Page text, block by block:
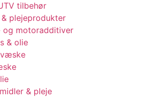
tilbehør
plejeprodukter
og motoradditiver
& olie
& pleje